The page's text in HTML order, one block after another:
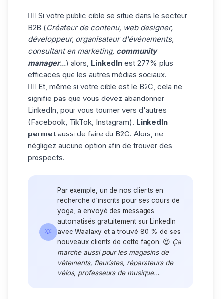
👉🏼 Si votre public cible se situe dans le secteur
B2B (Créateur de contenu, web designer,
développeur, organisateur d'événements,
consultant en marketing, community
manager...) alors, LinkedIn est 277% plus
efficaces que les autres médias sociaux.
👉🏼 Et, même si votre cible est le B2C, cela ne
signifie pas que vous devez abandonner
LinkedIn, pour vous tourner vers d'autres
(Facebook, TikTok, Instagram). LinkedIn
permet aussi de faire du B2C. Alors, ne
négligez aucune option afin de trouver des
prospects.
💡
Par exemple, un de nos clients en
recherche d'inscrits pour ses cours de
yoga, a envoyé des messages
automatisés gratuitement sur LinkedIn
avec Waalaxy et a trouvé 80 % de ses
nouveaux clients de cette façon. 😍 Ça
marche aussi pour les magasins de
vêtements, fleuristes, réparateurs de
vélos, professeurs de musique...